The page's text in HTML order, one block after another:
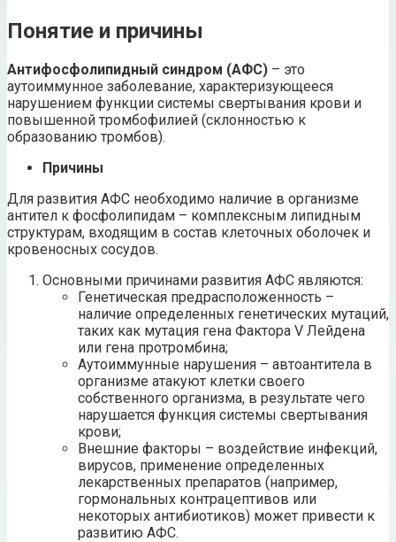
Понятие и причины
Антифосфолипидный синдром (АФС) – это
аутоиммунное заболевание, характеризующееся
нарушением функции системы свертывания крови и
повышенной тромбофилией (склонностью к
образованию тромбов).
Причины
Для развития АФС необходимо наличие в организме
антител к фосфолипидам – комплексным липидным
структурам, входящим в состав клеточных оболочек и
кровеносных сосудов.
Основными причинами развития АФС являются:
Генетическая предрасположенность –
наличие определенных генетических мутаций,
таких как мутация гена Фактора V Лейдена
или гена протромбина;
Аутоиммунные нарушения – автоантитела в
организме атакуют клетки своего
собственного организма, в результате чего
нарушается функция системы свертывания
крови;
Внешние факторы – воздействие инфекций,
вирусов, применение определенных
лекарственных препаратов (например,
гормональных контрацептивов или
некоторых антибиотиков) может привести к
развитию АФС.